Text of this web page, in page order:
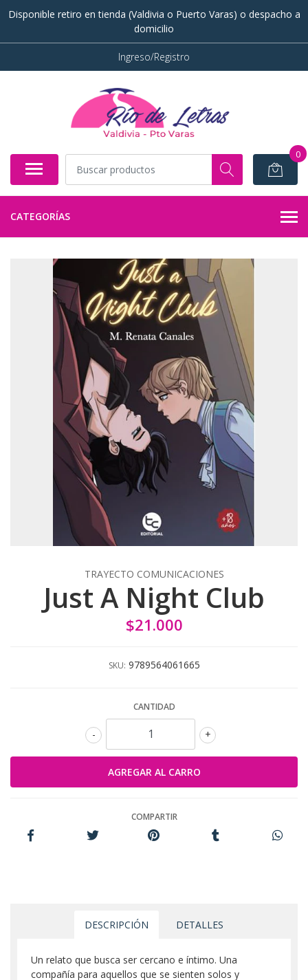
Disponible retiro en tienda (Valdivia o Puerto Varas) o despacho a
domicilio
Ingreso/Registro
0
CATEGORÍAS
TRAYECTO COMUNICACIONES
Just A Night Club
$21.000
SKU: 9789564061665
CANTIDAD
+
-
COMPARTIR
DESCRIPCIÓN DETALLES
Un relato que busca ser cercano e íntimo. Una
compañía para aquellos que se sienten solos y